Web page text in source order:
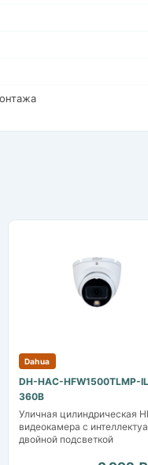
Dahua
DH-HAC-HFW1500TLMP-
360B
Уличная цилиндрическая
видеокамера с
двойной подсветкой